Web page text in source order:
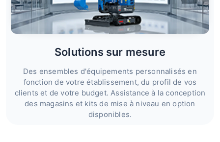
Solutions sur mesure
Des ensembles d'équipements personnalisés en
fonction de votre établissement, du profil de vos
clients et de votre budget. Assistance à la conception
des magasins et kits de mise à niveau en option
disponibles.